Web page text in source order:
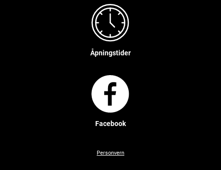
Åpningstider
Facebook
Personvern